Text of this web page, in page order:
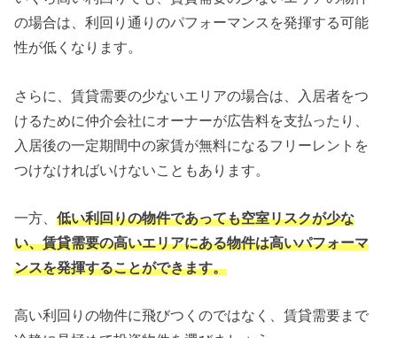
の場合は、利回り通りのパフォーマンスを発揮する可能
性が低くなります。
さらに、賃貸需要の少ないエリアの場合は、入居者をつ
けるために仲介会社にオーナーが広告料を支払ったり、
入居後の一定期間中の家賃が無料になるフリーレントを
つけなければいけないこともあります。
一方、低い利回りの物件であっても空室リスクが少な
い、賃貸需要の高いエリアにある物件は高いパフォーマ
ンスを発揮することができます。
高い利回りの物件に飛びつくのではなく、賃貸需要まで